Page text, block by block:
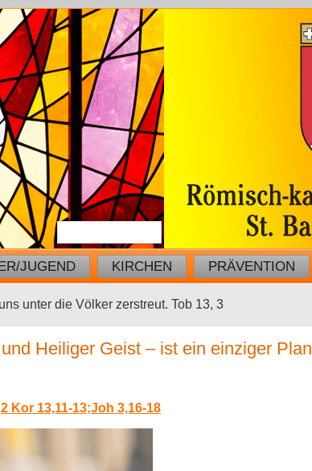
JUGEND KIRCHEN PRÄVENTION
unter die Völker zerstreut. Tob 13, 3
Heiliger Geist – ist ein einziger Plan
Kor 13,11-13;Joh 3,16-18